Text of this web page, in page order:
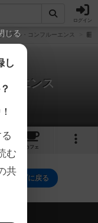
ログイン
リアル・コンフルーエンス
ーエンス
カフェ
トップに戻る
じる
し
む
共